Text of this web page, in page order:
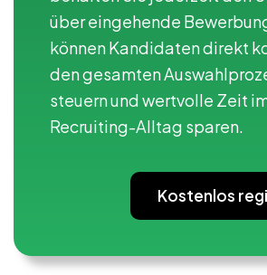
über eingehende
können Kandidaten direkt
den gesamten
steuern und wertvolle Zeit
Recruiting-Alltag sparen.
Kostenlos